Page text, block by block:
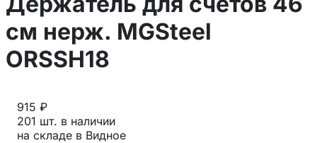
см нерж. MGSteel
ORSSH18
915 ₽
201 шт. в наличии
на складе в Видное